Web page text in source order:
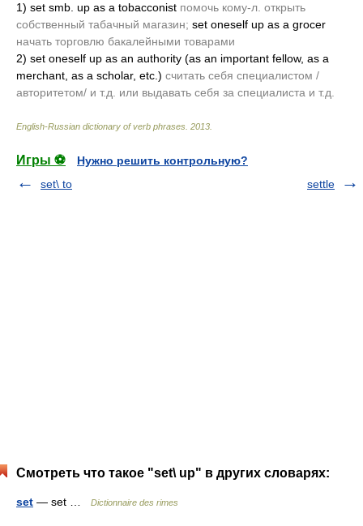
1) set smb. up as a tobacconist помочь кому-л. открыть
собственный табачный магазин; set oneself up as a grocer
начать торговлю бакалейными товарами
2) set oneself up as an authority (as an important fellow, as a
merchant, as a scholar, etc.) считать себя специалистом /
авторитетом/ и т.д. или выдавать себя за специалиста и т.д.
English-Russian dictionary of verb phrases 2013
Игры ⚽
Нужно решить контрольную?
set\ to
settle
Смотреть что такое "set\ up" в других словарях:
set — set … Dictionnaire des rimes